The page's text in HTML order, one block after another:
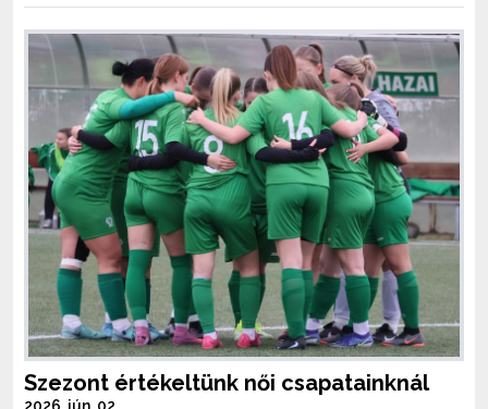
Szezont értékeltünk női csapatainknál